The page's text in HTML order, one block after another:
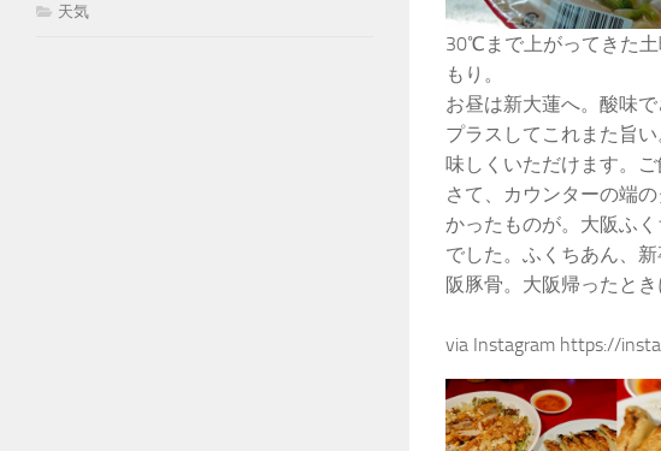
30℃まで上がってきた
もり。
お昼は新大蓮へ。酸味
プラスしてこれまた旨
味しくいただけます。ご
さて、カウンターの端
かったものが。大阪ふ
でした。ふくちあん、
阪豚骨。大阪帰ったと
via Instagram https://
天気